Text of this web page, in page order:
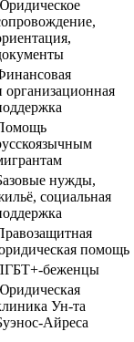
организационная
нужды,
социальная
помощь
беженцы
Ун-та
Айреса